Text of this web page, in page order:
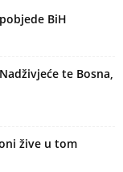
BiH
te Bosna,
žive u tom